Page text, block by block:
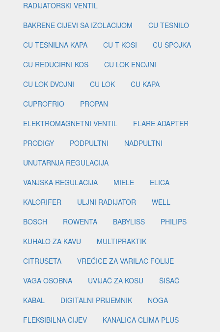
RADIJATORSKI VENTIL
BAKRENE CIJEVI SA IZOLACIJOM
CU TESNILO
CU TESNILNA KAPA
CU T KOSI
CU SPOJKA
CU REDUCIRNI KOS
CU LOK ENOJNI
CU LOK DVOJNI
CU LOK
CU KAPA
CUPROFRIO
PROPAN
ELEKTROMAGNETNI VENTIL
FLARE ADAPTER
PRODIGY
PODPULTNI
NADPULTNI
UNUTARNJA REGULACIJA
VANJSKA REGULACIJA
MIELE
ELICA
KALORIFER
ULJNI RADIJATOR
WELL
BOSCH
ROWENTA BABYLISS
PHILIPS
KUHALO ZA KAVU
MULTIPRAKTIK
CITRUSETA
VREĆICE ZA VARILAC FOLIJE
VAGA OSOBNA
UVIJAČ ZA KOSU
ŠIŠAČ
KABAL
DIGITALNI PRIJEMNIK
NOGA
FLEKSIBILNA CIJEV
KANALICA CLIMA PLUS